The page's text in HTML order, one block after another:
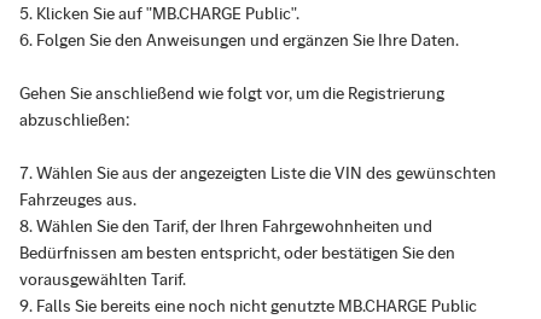
Klicken Sie auf "MB.CHARGE Public".
Folgen Sie den Anweisungen und ergänzen Sie Ihre Daten.
Gehen Sie anschließend wie folgt vor, um die Registrierung
abzuschließen:
Wählen Sie aus der angezeigten Liste die VIN des gewünschten
Fahrzeuges aus.
Wählen Sie den Tarif, der Ihren Fahrgewohnheiten und
Bedürfnissen am besten entspricht, oder bestätigen Sie den
vorausgewählten Tarif.
Falls Sie bereits eine noch nicht genutzte MB.CHARGE Public